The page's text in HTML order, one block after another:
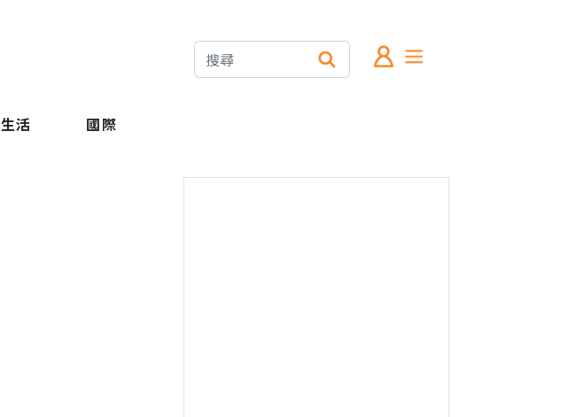
生活 國際